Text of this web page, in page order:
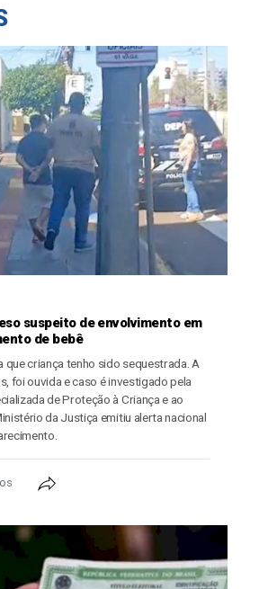
suspeito de envolvimento em
de bebê
que criança tenho sido sequestrada. A
foi ouvida e caso é investigado pela
de Proteção à Criança e ao
da Justiça emitiu alerta nacional